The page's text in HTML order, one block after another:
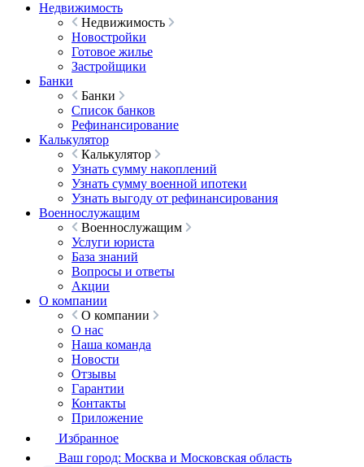
Недвижимость
Недвижимость
Новостройки
Готовое жилье
Застройщики
Банки
Банки
Список банков
Рефинансирование
Калькулятор
Калькулятор
Узнать сумму накоплений
Узнать сумму военной ипотеки
Узнать выгоду от рефинансирования
Военнослужащим
Военнослужащим
Услуги юриста
База знаний
Вопросы и ответы
Акции
О компании
О компании
О нас
Наша команда
Новости
Отзывы
Гарантии
Контакты
Приложение
Избранное
Ваш город: Москва и Московская область